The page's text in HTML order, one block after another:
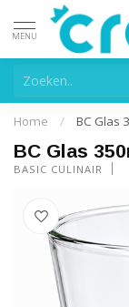
MENU
Home / BC Glas
BC Glas
BASIC CULINAIR